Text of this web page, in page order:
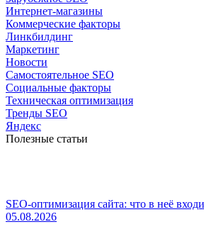
Интернет-магазины
Коммерческие факторы
Линкбилдинг
Маркетинг
Новости
Самостоятельное SEO
Социальные факторы
Техническая оптимизация
Тренды SEO
Яндекс
Полезные статьи
SEO-оптимизация сайта: что в неё
05.08.2026